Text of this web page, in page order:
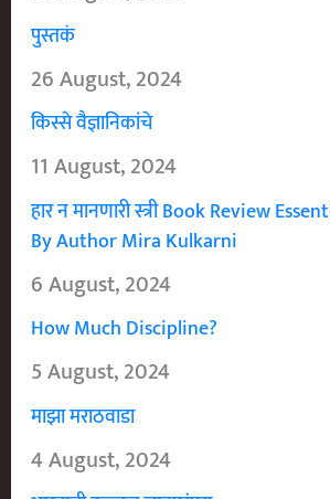
पुस्तकं
26 August, 2024
किस्से वैज्ञानिकांचे
11 August, 2024
हार न मानणारी स्त्री Book Review
By Author Mira Kulkarni
6 August, 2024
How Much Discipline?
5 August, 2024
माझा मराठवाडा
4 August, 2024